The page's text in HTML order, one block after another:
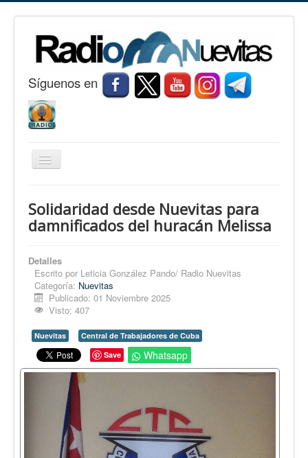
Síguenos en
Cambiar
Nuevitas
Conozca Nuevitas
Fotorreportaje
Opinión
En audio
Medio Ambiente
Ciencia, tecnología y curiosidades
Francés
Inglés
Desempolvando la historia
Solidaridad desde Nuevitas para
damnificados del huracán Melissa
Detalles
Escrito por Leticia González Pando/ Radio Nuevitas
Categoría: Nuevitas
Publicado: 01 Noviembre 2025
Visto: 407
Nuevitas
Central de Trabajadores de Cuba
Save
Whatsapp